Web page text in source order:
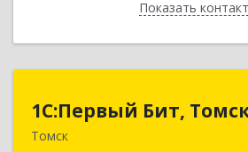
ПоказатьНазад
1С:Первый Бит,
Томск634041, Томская обл,